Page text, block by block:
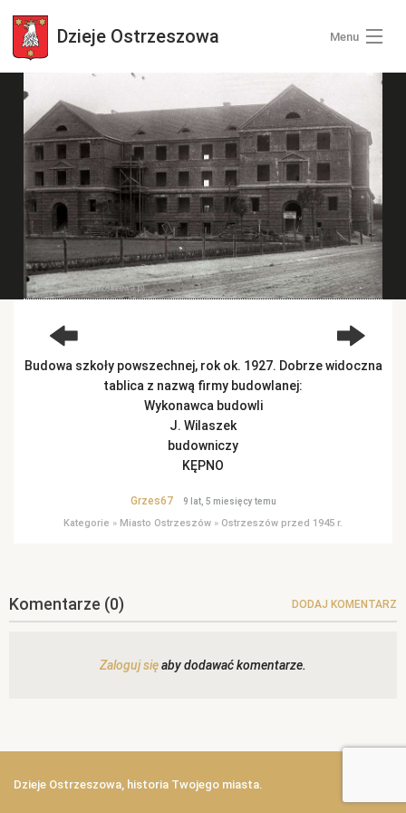
Dzieje Ostrzeszowa Menu
Wszystkie zdjęcia
Kategorie zdjęć
Zaloguj się
+ Dodaj zdjęcia
Budowa szkoły powszechnej, rok ok. 1927. Dobrze widoczna
tablica z nazwą firmy budowlanej:
Wykonawca budowli
J. Wilaszek
budowniczy
KĘPNO
Grzes67 9 lat, 5 miesięcy temu
Kategorie » Miasto Ostrzeszów » Ostrzeszów przed 1945 r.
Komentarze (0) DODAJ KOMENTARZ
Zaloguj sięaby dodawać komentarze.
Dzieje Ostrzeszowa, historia Twojego miasta.